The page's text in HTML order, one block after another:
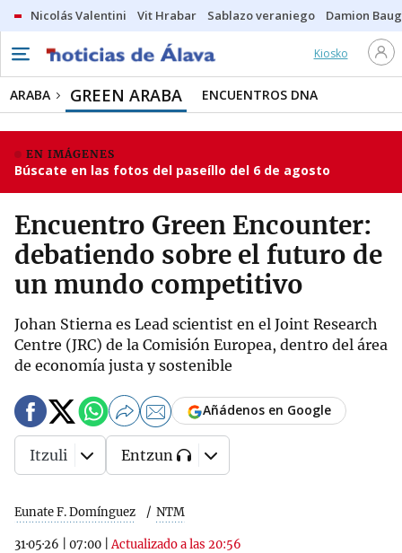
Nicolás Valentini Vit Hrabar Sablazo veraniego Damion
Kiosko
ARABA GREEN ARABA ENCUENTROS DNA
EN IMÁGENES
Búscate en las fotos del paseíllo del 6 de agosto
Encuentro Green Encounter:
debatiendo sobre el futuro de
un mundo competitivo
Johan Stierna es Lead scientist en el Joint Research
Centre (JRC) de la Comisión Europea, dentro del área
de economía justa y sostenible
Eunate F. Domínguez NTM
31·05·26 07:00 |Actualizado a las 20:56
Añádenos en Google
Itzuli Entzun